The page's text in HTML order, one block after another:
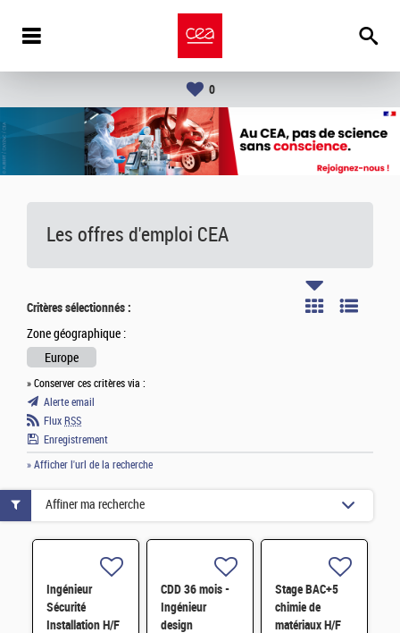
0
Les offres d'emploi CEA
Critères sélectionnés :
Zone géographique :
Europe
» Conserver ces critères via :
Alerte email
Flux RSS
Enregistrement
» Afficher l'url de la recherche
Ingénieur
Sécurité
Installation H/F
CDD 36 mois -
Ingénieur
design
Stage BAC+5
chimie de
matériaux H/F
Affiner ma recherche